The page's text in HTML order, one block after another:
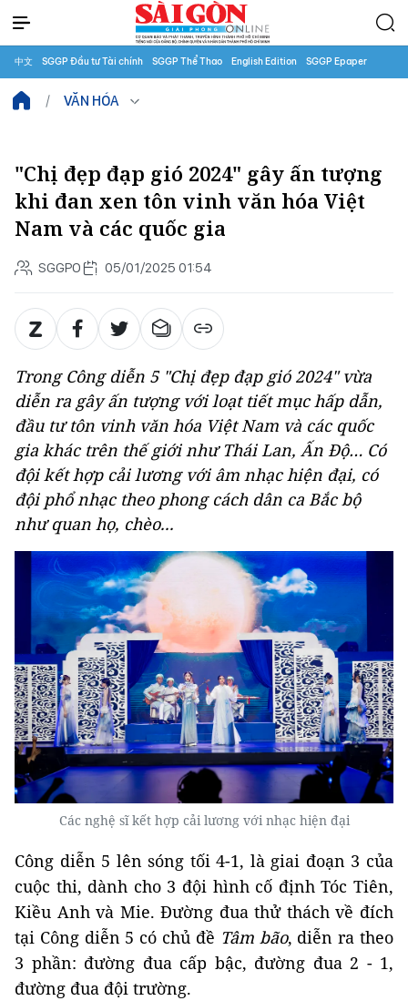
中文 SGGP Đầu tư Tài chính SGGP Thể Thao English Edition SGGP Epaper
VĂN HÓA
"Chị đẹp đạp gió 2024" gây ấn tượng
khi đan xen tôn vinh văn hóa Việt
Nam và các quốc gia
SGGPO 05/01/2025 01:54
Trong Công diễn 5 "Chị đẹp đạp gió 2024"vừa
diễn ra gây ấn tượng với loạt tiết mục hấp dẫn,
đầu tư tôn vinh văn hóa Việt Nam và các quốc
gia khác trên thế giới như Thái Lan, Ấn Độ… Có
đội kết hợp cải lương với âm nhạc hiện đại, có
đội phổ nhạc theo phong cách dân ca Bắc bộ
như quan họ, chèo...
Các nghệ sĩ kết hợp cải lương với nhạc hiện đại
Công diễn 5 lên sóng tối 4-1, là giai đoạn 3 của
cuộc thi, dành cho 3 đội hình cố định Tóc Tiên,
Kiều Anh và Mie. Đường đua thử thách về đích
tại Công diễn 5 có chủ đề Tâm bão, diễn ra theo
3 phần: đường đua cấp bậc, đường đua 2 - 1,
đường đua đội trường.